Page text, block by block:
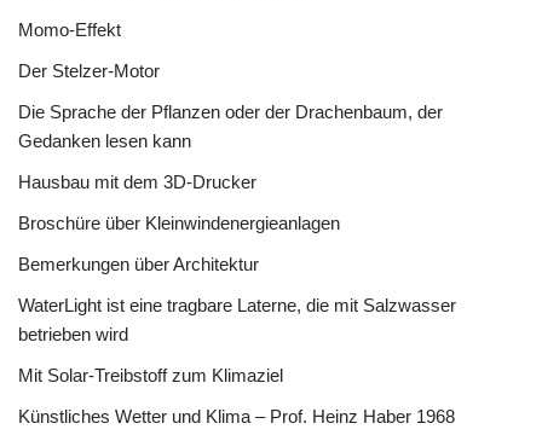
Momo-Effekt
Der Stelzer-Motor
Die Sprache der Pflanzen oder der Drachenbaum, der
Gedanken lesen kann
Hausbau mit dem 3D-Drucker
Broschüre über Kleinwindenergieanlagen
Bemerkungen über Architektur
WaterLight ist eine tragbare Laterne, die mit Salzwasser
betrieben wird
Mit Solar-Treibstoff zum Klimaziel
Künstliches Wetter und Klima – Prof. Heinz Haber 1968